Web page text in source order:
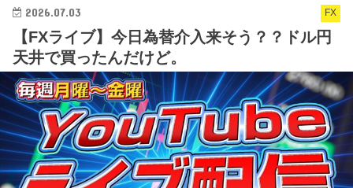
FX
2026.07.03
【FXライブ】今日為替介入来そう？？ドル円
天井で買ったんだけど。